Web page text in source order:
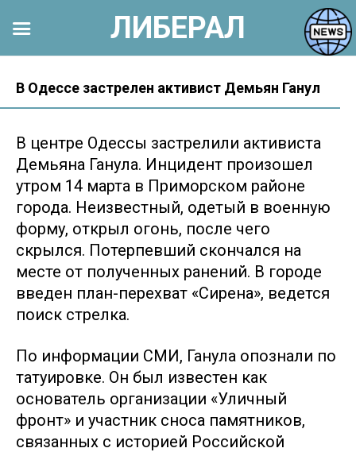
контенту
В Одессе застрелен активист Демьян Ганул
В центре Одессы застрелили активиста
Демьяна Ганула. Инцидент произошел
утром 14 марта в Приморском районе
города. Неизвестный, одетый в военную
форму, открыл огонь, после чего
скрылся. Потерпевший скончался на
месте от полученных ранений. В городе
введен план-перехват «Сирена», ведется
поиск стрелка.
По информации СМИ, Ганула опознали по
татуировке. Он был известен как
основатель организации «Уличный
фронт» и участник сноса памятников,
связанных с историей Российской
ЛИБЕРАЛ